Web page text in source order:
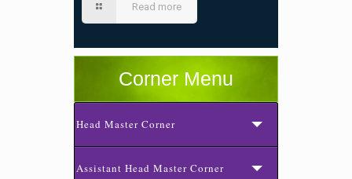
Read more
Corner Menu
Head Master Corner
Assistant Head Master Corner